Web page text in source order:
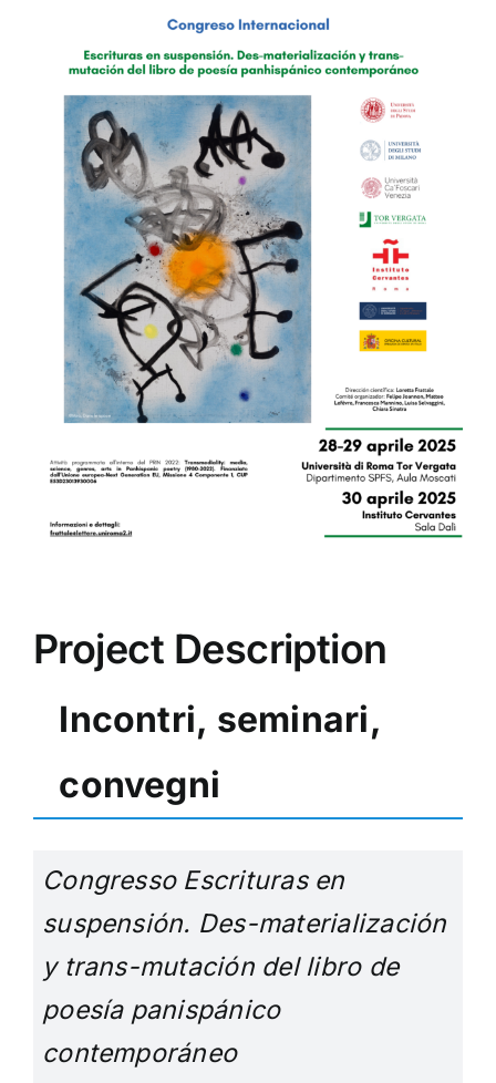
Project Description
Incontri, seminari,
convegni
Congresso Escrituras en
suspensión. Des-materialización
y trans-mutación del libro de
poesía panispánico
contemporáneo